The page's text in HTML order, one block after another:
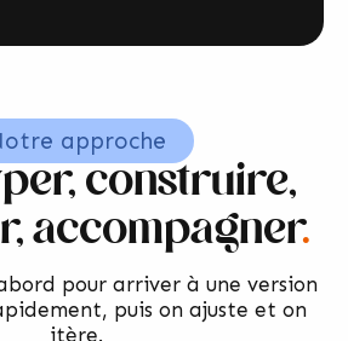
approche
construire,
accompagner.
pour arriver à une version
puis on ajuste et on
itère.